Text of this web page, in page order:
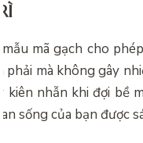
mẫu mã gạch cho
phải mà không gây
kiên nhẫn khi đợi bề
sống của bạn được